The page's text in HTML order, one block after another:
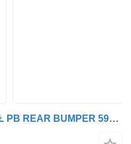
Bară de protecţie Scania TYŁ PB REAR BUMPER 592008 pentru autobuz Irizar PB